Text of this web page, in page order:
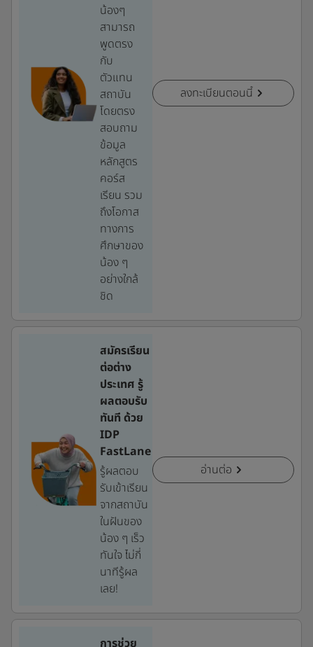
น้องๆ
สามารถ
พูดตรง
กับ
ตัวแทน
สถาบัน
โดยตรง
สอบถาม
ข้อมูล
หลักสูตร
คอร์ส
เรียน รวม
ถึงโอกาส
ทางการ
ศึกษาของ
น้อง ๆ
อย่างใกล้
ชิด
ลงทะเบียนตอนนี้
สมัครเรียน
ต่อต่าง
ประเทศ รู้
ผลตอบรับ
ทันที ด้วย
IDP
FastLane
รู้ผลตอบ
รับเข้าเรียน
จากสถาบัน
ในฝันของ
น้อง ๆ เร็ว
ทันใจ ไม่กี่
นาทีรู้ผล
เลย!
อ่านต่อ
การช่วย